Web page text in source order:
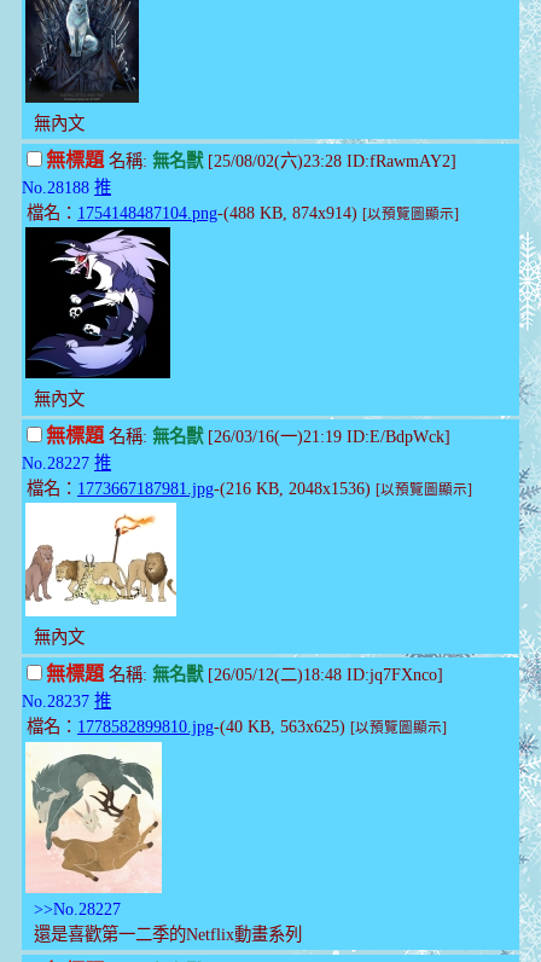
無內文
無標題名稱: 無名獸[25/08/02(六)23:28 ID:fRawmAY2]
No.28188 推
檔名： 1754148487104.png-(488 KB, 874x914) [以預覽圖顯示]
無內文
無標題名稱: 無名獸[26/03/16(一)21:19 ID:E/BdpWck]
No.28227 推
檔名： 1773667187981.jpg-(216 KB, 2048x1536) [以預覽圖顯示]
無內文
無標題名稱: 無名獸[26/05/12(二)18:48 ID:jq7FXnco]
No.28237 推
檔名： 1778582899810.jpg-(40 KB, 563x625) [以預覽圖顯示]
>>No.28227
還是喜歡第一二季的Netflix動畫系列